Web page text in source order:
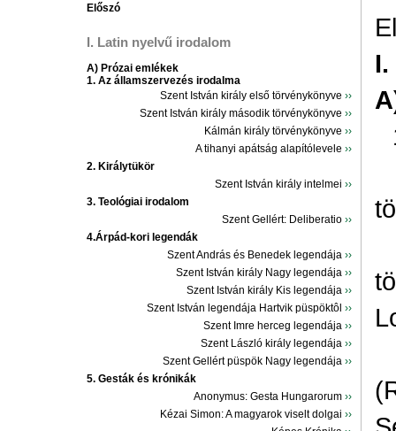
Előszó
I. Latin nyelvű irodalom
A) Prózai emlékek
1. Az államszervezés irodalma
Szent István király első törvénykönyve ››
Szent István király második törvénykönyve ››
Kálmán király törvénykönyve ››
A tihanyi apátság alapítólevele ››
2. Királytükör
Szent István király intelmei ››
3. Teológiai irodalom
Szent Gellért: Deliberatio ››
4.Árpád-kori legendák
Szent András és Benedek legendája ››
Szent István király Nagy legendája ››
Szent István király Kis legendája ››
Szent István legendája Hartvik püspöktôl ››
Szent Imre herceg legendája ››
Szent László király legendája ››
Szent Gellért püspök Nagy legendája ››
5. Gesták és krónikák
Anonymus: Gesta Hungarorum ››
Kézai Simon: A magyarok viselt dolgai ››